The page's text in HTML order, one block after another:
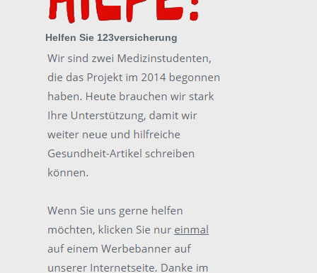
Helfen Sie 123versicherung